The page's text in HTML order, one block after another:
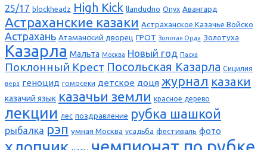
25/17 blockheadz High Kick llandudno Onyx Авангард
Астраханские казаки Астраханское Казачье Войско
Астрахань Атаманский дворец ГРОТ Золотая Орда Золотуха
Казарла Мальта Москва Новый год Пасха
Поклонный Крест Посольская Казарла Сицилия
вера геноцид гомосеки детское доця журнал казаки
казачий язык казачьи земли красное дерево
лекции лес поздравление рубка шашкой
рыбалка рэп умная Москва усадьба фестиваль фото